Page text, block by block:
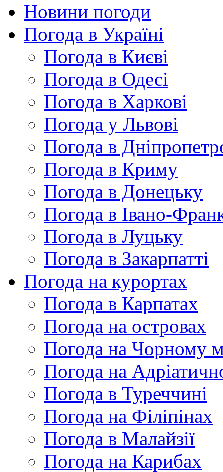
Новини погоди
Погода в Україні
Погода в Києві
Погода в Одесі
Погода в Харкові
Погода у Львові
Погода в
Погода в Криму
Погода в Донецьку
Погода в Івано-
Погода в Луцьку
Погода в Закарпатті
Погода на курортах
Погода в Карпатах
Погода на островах
Погода на Чорному
Погода на
Погода в Туреччині
Погода на Філіпінах
Погода в Малайзії
Погода на Карибах